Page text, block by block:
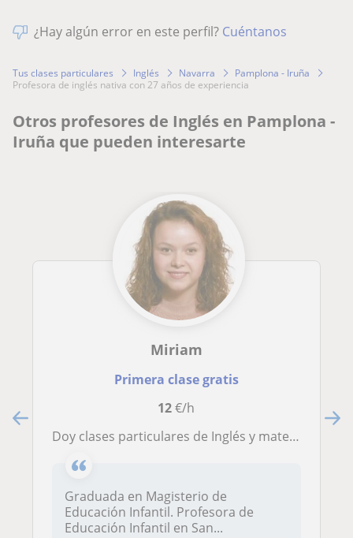
¿Hay algún error en este perfil? Cuéntanos
Tus clases particulares Inglés Navarra
Pamplona - Iruña
profesora de inglés nativa con 27 años de experiencia
Otros profesores de Inglés en Pamplona -
Iruña que pueden interesarte
Miriam
Primera clase gratis
12€/h
Doy clases particulares de Inglés y matemáticas a niños/as de primaria
Graduada en Magisterio de
Educación Infantil. Profesora de
Educación Infantil en San...